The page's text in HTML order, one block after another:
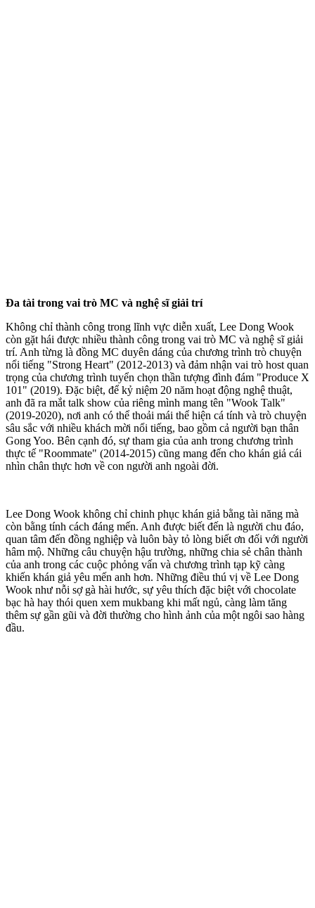
Đa tài trong vai trò MC và nghệ sĩ giải trí
Không chỉ thành công trong lĩnh vực diễn xuất, Lee Dong Wook
còn gặt hái được nhiều thành công trong vai trò MC và nghệ sĩ giải
trí. Anh từng là đồng MC duyên dáng của chương trình trò chuyện
nổi tiếng "Strong Heart" (2012-2013) và đảm nhận vai trò host quan
trọng của chương trình tuyển chọn thần tượng đình đám "Produce X
101" (2019). Đặc biệt, để kỷ niệm 20 năm hoạt động nghệ thuật,
anh đã ra mắt talk show của riêng mình mang tên "Wook Talk"
(2019-2020), nơi anh có thể thoải mái thể hiện cá tính và trò chuyện
sâu sắc với nhiều khách mời nổi tiếng, bao gồm cả người bạn thân
Gong Yoo. Bên cạnh đó, sự tham gia của anh trong chương trình
thực tế "Roommate" (2014-2015) cũng mang đến cho khán giả cái
nhìn chân thực hơn về con người anh ngoài đời.
Lee Dong Wook không chỉ chinh phục khán giả bằng tài năng mà
còn bằng tính cách đáng mến. Anh được biết đến là người chu đáo,
quan tâm đến đồng nghiệp và luôn bày tỏ lòng biết ơn đối với người
hâm mộ. Những câu chuyện hậu trường, những chia sẻ chân thành
của anh trong các cuộc phỏng vấn và chương trình tạp kỹ càng
khiến khán giả yêu mến anh hơn. Những điều thú vị về Lee Dong
Wook như nỗi sợ gà hài hước, sự yêu thích đặc biệt với chocolate
bạc hà hay thói quen xem mukbang khi mất ngủ, càng làm tăng
thêm sự gần gũi và đời thường cho hình ảnh của một ngôi sao hàng
đầu.